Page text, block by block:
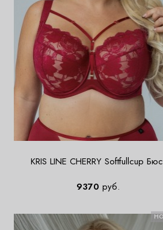
KRIS LINE CHERRY Softfullcup
9370 руб.